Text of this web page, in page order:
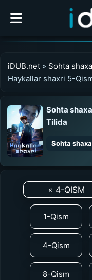
iDUB.net » Sohta
Haykallar shaxri 5-
Sohta
Tilida
Sohta
0:00/0:00
« 4-QISM
1-Qism
4-Qism
8-Qism